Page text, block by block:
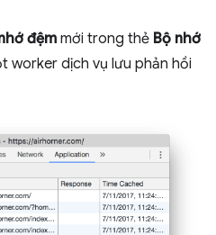
đệm mới trong thẻ Bộ nhớ
worker dịch vụ lưu phản hồi